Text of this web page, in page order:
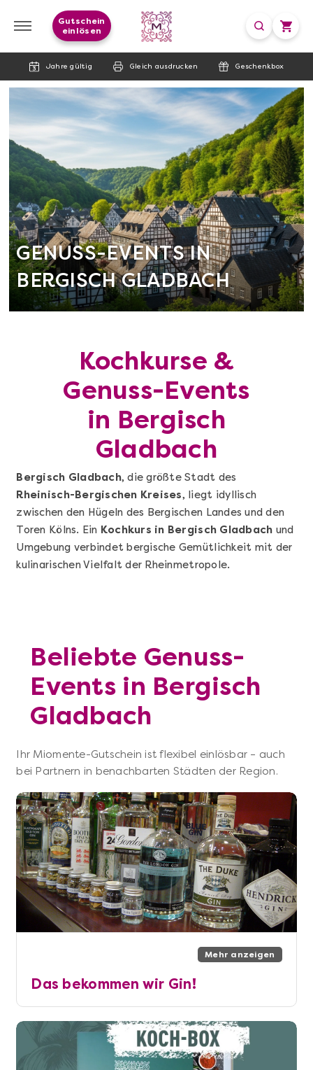
Jahre gültig Gleich ausdrucken Geschenkbox
Gutschein
einlösen
GENUSS-EVENTS IN
BERGISCH GLADBACH
Kochkurse &
Genuss-Events
in Bergisch
Gladbach
Bergisch Gladbach, die größte Stadt des
Rheinisch-Bergischen Kreises, liegt idyllisch
zwischen den Hügeln des Bergischen Landes und den
Toren Kölns. Ein Kochkurs in Bergisch Gladbach und
Umgebung verbindet bergische Gemütlichkeit mit der
kulinarischen Vielfalt der Rheinmetropole.
Beliebte Genuss-
Events in Bergisch
Gladbach
Ihr Miomente-Gutschein ist flexibel einlösbar – auch
bei Partnern in benachbarten Städten der Region.
Mehr anzeigen
Das bekommen wir Gin!